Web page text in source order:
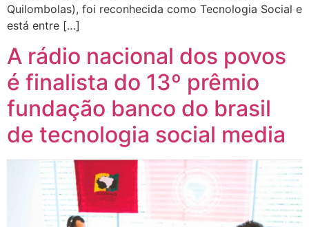
Quilombolas), foi reconhecida como Tecnologia Social e
está entre […]
A rádio nacional dos povos
é finalista do 13º prêmio
fundação banco do brasil
de tecnologia social media